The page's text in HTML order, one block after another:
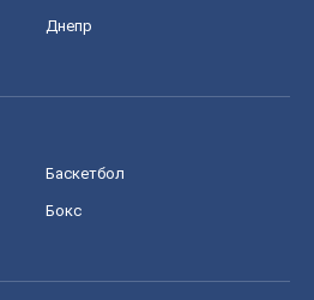
Днепр
Баскетбол
Бокс